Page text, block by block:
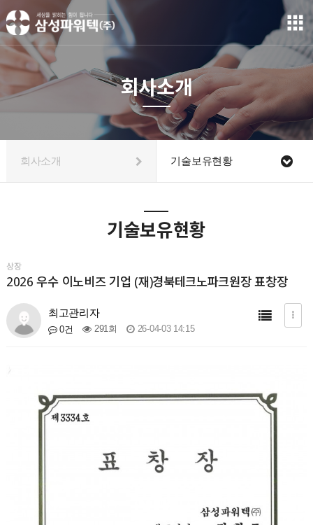
회사소개
회사소개 기술보유현황
기술보유현황
상장
2026 우수 이노비즈 기업 (재)경북테크노파크원장 표창장
최고관리자
0건 291회 26-04-03 14:15